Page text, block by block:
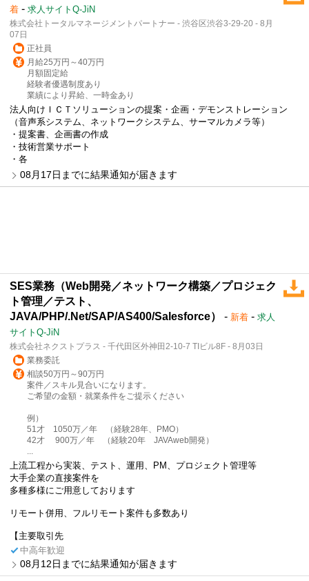
着 - 求人サイトQ-JiN
株式会社トータルマネージメントパートナー - 渋谷区渋谷3-29-20 - 8月
07日
正社員
月給25万円～40万円
月額固定給
経験者優遇制度あり
業績により昇給、一時金あり
法人向けＩＣＴソリューションの提案・企画・デモンストレーション
（音声系システム、ネットワークシステム、サーマルカメラ等）
・提案書、企画書の作成
・技術営業サポート
・各
08月17日までに結果通知が届きます
SES業務（Web開発／ネットワーク構築／プロジェク
ト管理／テスト、
JAVA/PHP/.Net/SAP/AS400/Salesforce）
- 新着 - 求人
サイトQ-JiN
株式会社ネクストプラス - 千代田区外神田2-10-7 TIビル8F - 8月03日
業務委託
相談50万円～90万円
案件／スキル見合いになります。
ご希望の金額・就業条件をご提示ください
例）
51才 1050万／年 （経験28年、PMO）
42才 900万／年 （経験20年 JAVAweb開発）
...
上流工程から実装、テスト、運用、PM、プロジェクト管理等
大手企業の直接案件を
多種多様にご用意しております
リモート併用、フルリモート案件も多数あり
【主要取引先
中高年歓迎
08月12日までに結果通知が届きます